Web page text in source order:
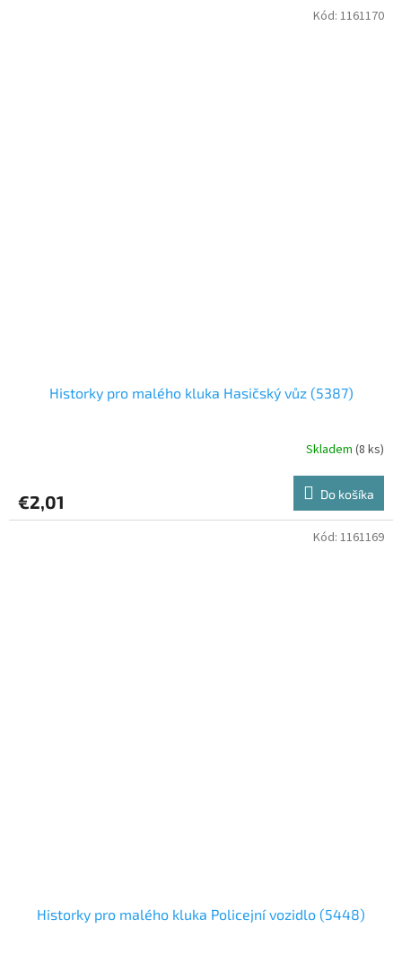
Historky pro malého kluka Hasičský vůz (5387)
Skladem (8 ks)
€2,01 Do košíka
Kód: 1161170
Historky pro malého kluka Policejní vozidlo (5448)
Kód: 1161169